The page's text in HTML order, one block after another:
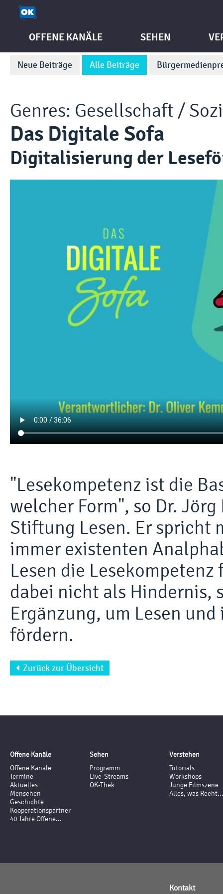
OFFENE KANÄLE SEHEN
Neue Beiträge Alle Beiträge
Genres: Gesellschaft /
Das Digitale Sofa
Digitalisierung der
"Lesekompetenz ist die
welcher Form", so Dr.
Stiftung Lesen. Er spricht
immer existenten
Lesen die
dabei nicht als Hindernis,
Ergänzung, um Lesen
fördern.
Zurück zur Übersicht
Offene Kanäle
Offene Kanäle
Termine
Aktuelles
Menschen
Geschichte
Kooperationspartner
40 Jahre Offene...
Sehen
Programm
Live-Streams
OK-Thek
Verstehen
Tutorials
Workshops
Junge Filmszene
Alles, was Recht...
Kontakt